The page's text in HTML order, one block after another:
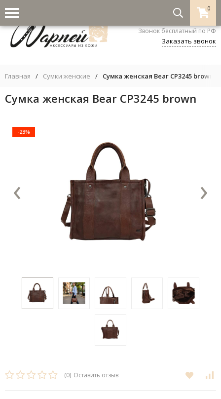
0
8-800-333-5530
Звонок бесплатный по РФ
Заказать звонок
Главная / Сумки женские / Сумка женская Bear CP3245 brown
Сумка женская Bear CP3245 brown
-23%
‹ ›
(0) Оставить отзыв